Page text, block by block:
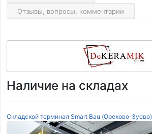
Отзывы, вопросы, комментарии
Наличие на складах
Складской терминал Smart Bau (Орехово-Зуево)